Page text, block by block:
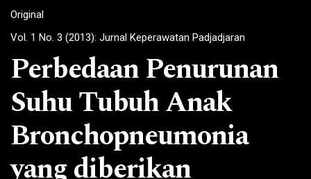
Original
Vol. 1 No. 3 (2013): Jurnal Keperawatan Padjadjaran
Perbedaan Penurunan
Suhu Tubuh Anak
Bronchopneumonia
yang diberikan